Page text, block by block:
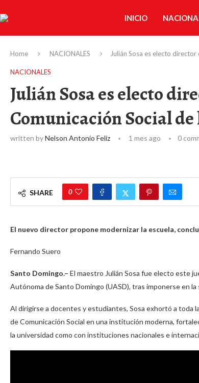
INICIO
Home NACIONALES Julián Sosa es electo director
NACIONALES
Julián Sosa es electo
Comunicación Social de
written byNelson Antonio Feliz 1 mes ago 0
SHARE 0
El nuevo director propone modernizar la escuela,
Fernando Suero
Santo Domingo.– El maestro Julián Sosa fue electo este
Autónoma de Santo Domingo (UASD), tras imponerse en
Al dirigirse a docentes y estudiantes, Sosa exhortó a toda
de Comunicación Social en una institución moderna,
la universidad como con instituciones nacionales e